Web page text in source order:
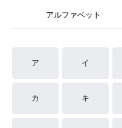
アルファベット
ア イ
カ キ